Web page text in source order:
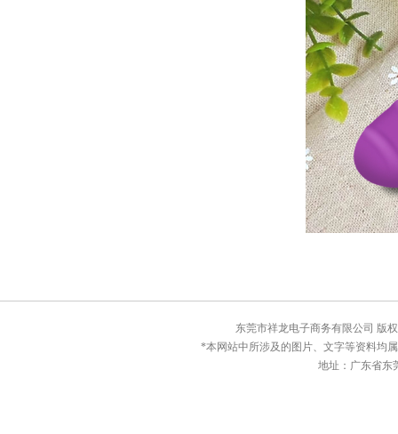
东莞市祥龙电子商务有限公司 版
*本网站中所涉及的图片、文字等资料均
地址：广东省东